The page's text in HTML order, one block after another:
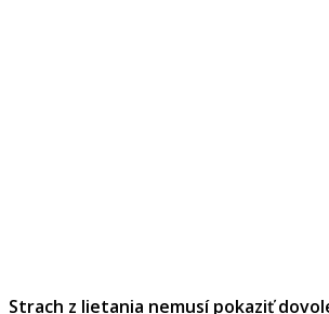
Strach z lietania nemusí pokaziť